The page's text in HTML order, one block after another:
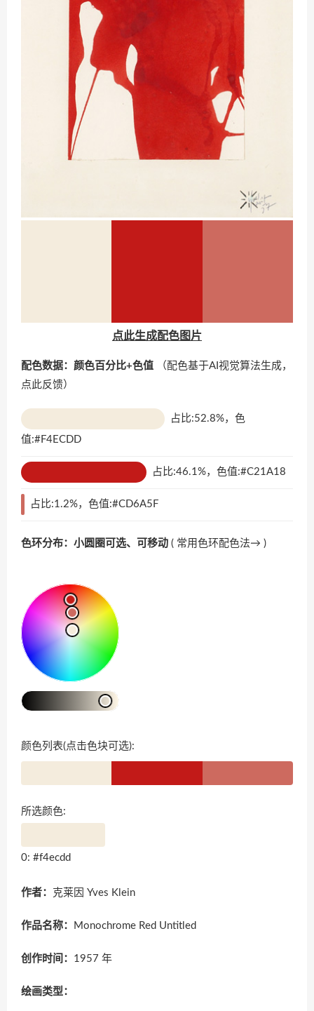
点此生成配色图片
配色数据：颜色百分比+色值 （配色基于AI视觉算法生成，
点此反馈）
占比:52.8%，色
值:#F4ECDD
占比:46.1%，色值:#C21A18
占比:1.2%，色值:#CD6A5F
色环分布：小圆圈可选、可移动 ( 常用色环配色法→ )
颜色列表(点击色块可选):
所选颜色:
0: #f4ecdd
作者： 克莱因 Yves Klein
作品名称： Monochrome Red Untitled
创作时间： 1957 年
绘画类型：